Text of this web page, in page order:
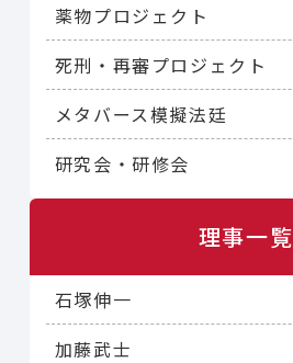
薬物プロジェクト
死刑・再審プロジェクト
メタバース模擬法廷
研究会・研修会
理事一覧
石塚伸一
加藤武士